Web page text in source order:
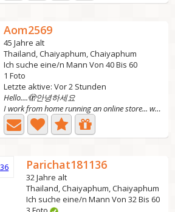
Aom2569
45 Jahre alt
Thailand, Chaiyaphum, Chaiyaphum
Ich suche eine/n Mann Von 40 Bis 60
1 Foto
Letzte aktive: Vor 2 Stunden
Hello....🫣안녕하세요
I work from home running an online store... working and...
Parichat181136
32 Jahre alt
Thailand, Chaiyaphum, Chaiyaphum
Ich suche eine/n Mann Von 32 Bis 60